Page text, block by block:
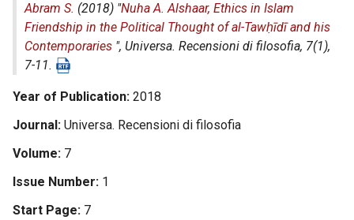
Abram S. (2018) "Nuha A. Alshaar, Ethics in Islam
Friendship in the Political Thought of al-Tawḥīdī and his
Contemporaries ", Universa. Recensioni di filosofia, 7(1),
7-11.
Year of Publication 2018
Journal Universa. Recensioni di filosofia
Volume 7
Issue Number 1
Start Page 7